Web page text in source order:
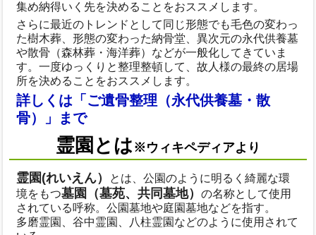
集め納得いく先を決めることをおススメします。
さらに最近のトレンドとして同じ形態でも毛色の変わっ
た樹木葬、形態の変わった納骨堂、異次元の永代供養墓
や散骨（森林葬・海洋葬）などが一般化してきていま
す。一度ゆっくりと整理整頓して、故人様の最終の居場
所を決めることをおススメします。
詳しくは「ご遺骨整理（永代供養墓・散
骨）」まで
霊園とは※ウィキペディアより
霊園(れいえん）
とは、公園のように明るく綺麗な環
境をもつ墓園（墓苑、共同墓地）の名称として使用
されている呼称。公園墓地や庭園墓地などを指す。
多磨霊園、谷中霊園、八柱霊園などのように使用されて